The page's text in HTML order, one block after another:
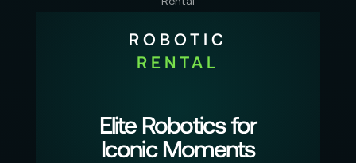
ROBOTIC
RENTAL
Elite Robotics for
Iconic Moments